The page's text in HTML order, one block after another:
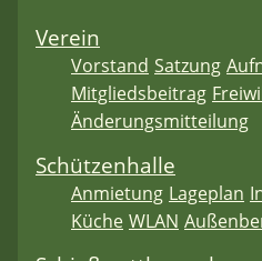
Verein
Vorstand Satzung
Mitgliedsbeitrag
Änderungsmitteilung
Schützenhalle
Anmietung Lageplan
Küche WLAN